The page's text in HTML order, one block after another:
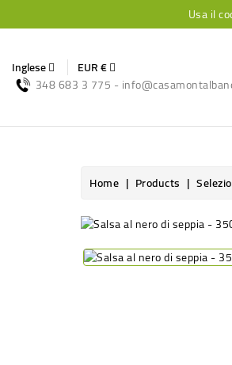
Usa il
Inglese
EUR €
348 683 3 775 -
Home Products